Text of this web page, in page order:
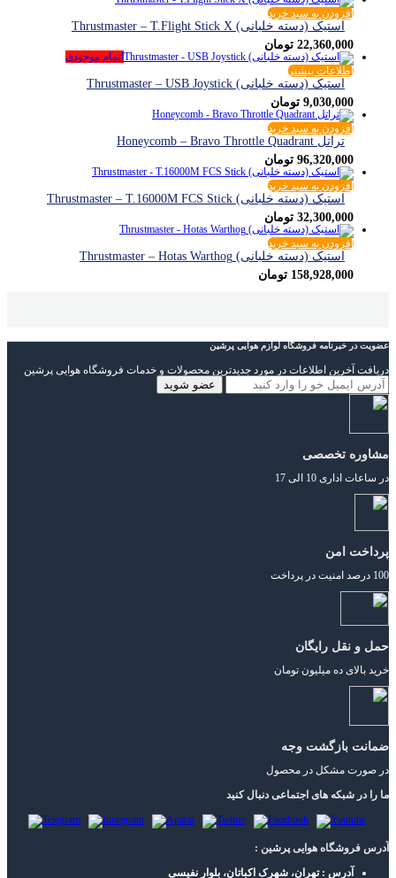
افزودن به سبد خرید
استیک (دسته خلبانی) Thrustmaster – T.Flight Stick X
22,360,000 تومان
اتمام موجودی
اطلاعات بیشتر
استیک (دسته خلبانی) Thrustmaster – USB Joystick
9,030,000 تومان
افزودن به سبد خرید
تراتل Honeycomb – Bravo Throttle Quadrant
96,320,000 تومان
افزودن به سبد خرید
استیک (دسته خلبانی) Thrustmaster – T.16000M FCS Stick
32,300,000 تومان
افزودن به سبد خرید
استیک (دسته خلبانی) Thrustmaster – Hotas Warthog
158,928,000 تومان
عضویت در خبرنامه فروشگاه لوازم هوایی پرشین
دریافت آخرین اطلاعات در مورد جدیدترین محصولات و خدمات فروشگاه هوایی پرشین
مشاوره تخصصی
در ساعات اداری 10 الی 17
پرداخت امن
100 درصد امنیت در پرداخت
حمل و نقل رایگان
خرید بالای ده میلیون تومان
ضمانت بازگشت وجه
در صورت مشکل در محصول
ما را در شبکه های اجتماعی دنبال کنید
آدرس فروشگاه هوایی پرشین :
آدرس : تهران، شهرک اکباتان، بلوار نفیسی